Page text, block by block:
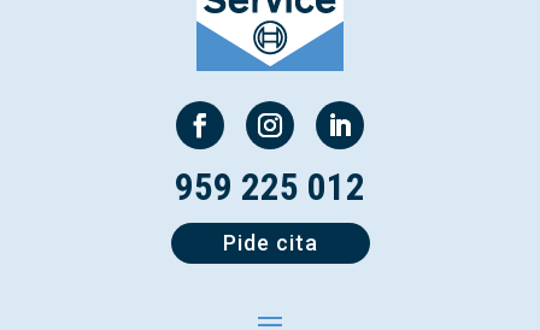
959 225 012
Pide cita